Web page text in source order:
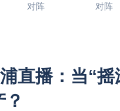
对阵
对阵
直播：当“